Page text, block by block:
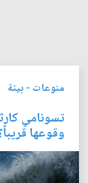
منوعات -بيئة
تسونامي
وقوعها